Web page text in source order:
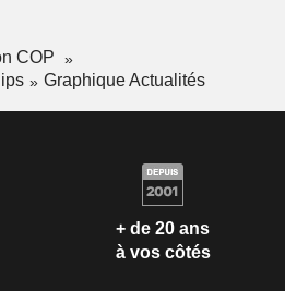
COP
Graphique Actualités
+ de 20 ans
à vos côtés